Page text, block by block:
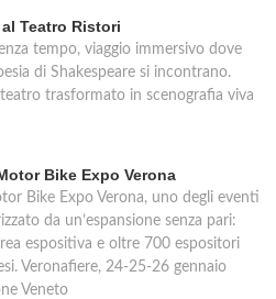
Teatro Ristori
tempo, viaggio immersivo dove
di Shakespeare si incontrano.
trasformato in scenografia viva
Bike Expo Verona
Bike Expo Verona, uno degli eventi
da un’espansione senza pari:
espositiva e oltre 700 espositori
Veronafiere, 24-25-26 gennaio
Veneto